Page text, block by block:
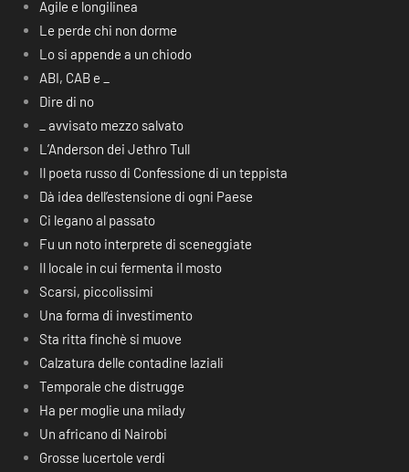
Agile e longilinea
Le perde chi non dorme
Lo si appende a un chiodo
ABI, CAB e _
Dire di no
_ avvisato mezzo salvato
L’Anderson dei Jethro Tull
Il poeta russo di Confessione di un teppista
Dà idea dell’estensione di ogni Paese
Ci legano al passato
Fu un noto interprete di sceneggiate
Il locale in cui fermenta il mosto
Scarsi, piccolissimi
Una forma di investimento
Sta ritta finchè si muove
Calzatura delle contadine laziali
Temporale che distrugge
Ha per moglie una milady
Un africano di Nairobi
Grosse lucertole verdi